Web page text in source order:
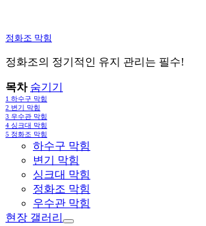
정화조 막힘
정화조의 정기적인 유지 관리는 필수!
목차 숨기기
1 하수구 막힘
2 변기 막힘
3 우수관 막힘
4 싱크대 막힘
5 정화조 막힘
하수구 막힘
변기 막힘
싱크대 막힘
정화조 막힘
우수관 막힘
현장 갤러리